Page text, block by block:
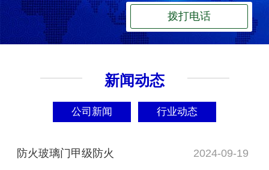
拨打电话
新闻动态
公司新闻 行业动态
防火玻璃门甲级防火 2024-09-19